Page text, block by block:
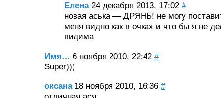
Елена 24 декабря 2013, 17:02 #
новая аська — ДРЯНЬ! не могу
меня видно как в очках и что бы я не
видима
Имя… 6 ноября 2010, 22:42 #
Super)))
оксана 18 ноября 2010, 16:36 #